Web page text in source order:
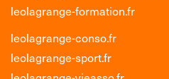
leolagrange-formation.fr
leolagrange-conso.fr
leolagrange-sport.fr